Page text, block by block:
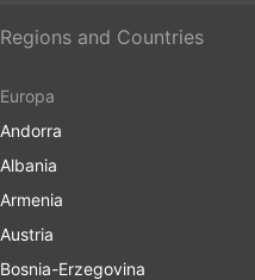
Regions and Countries
Europa
Andorra
Albania
Armenia
Austria
Bosnia-Erzegovina